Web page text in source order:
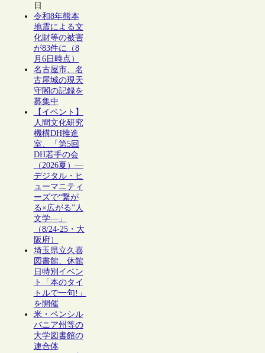
日
令和8年熊本
地震による文
化財等の被害
が83件に（8
月6日時点）
名古屋市、名
古屋城の現天
守閣の記録を
募集中
【イベント】
人間文化研究
機構DH推進
室、「第5回
DH若手の会
（2026夏）―
デジタル・ヒ
ューマニティ
ーズで“繋が
る×広がる”人
文学―」
（8/24-25・大
阪府）
埼玉県立久喜
図書館、休館
日特別イベン
ト「本のタイ
トルで一句!」
を開催
米・ペンシル
バニア州等の
大学図書館の
連合体